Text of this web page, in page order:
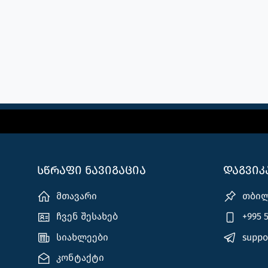
სწრაფი ნავიგაცია
მთავარი
ჩვენ შესახებ
სიახლეები
კონტაქტი
+995